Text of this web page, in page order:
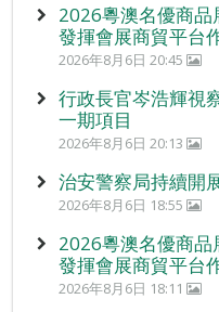
2026粵澳名優商品
發揮會展商貿平台
2026年8月6日 20:45
行政長官岑浩輝視
一期項目
2026年8月6日 20:13
治安警察局持續開
2026年8月6日 18:55
2026粵澳名優商品
發揮會展商貿平台
2026年8月6日 18:11